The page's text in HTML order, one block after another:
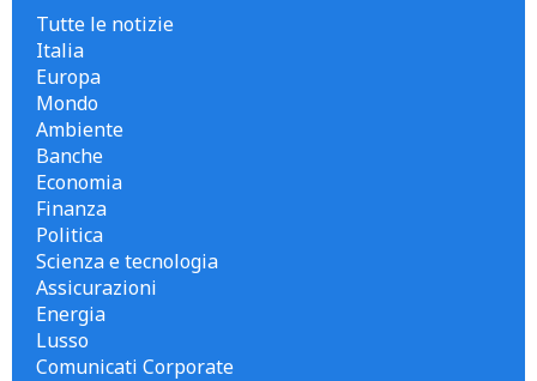
Tutte le notizie
Italia
Europa
Mondo
Ambiente
Banche
Economia
Finanza
Politica
Scienza e tecnologia
Assicurazioni
Energia
Lusso
Comunicati Corporate